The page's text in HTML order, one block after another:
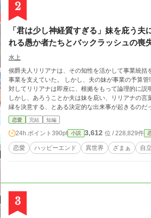
2
「君は少し神経質すぎる」妹を庇う
れる愚か者たちとバックラッシュの喪
水上
侯爵夫人リリアナは、その知性を活かして事業統
事業を支えていた。 しかし、夫の妹が事業の予算管理への介入を申し出た日から、すべての歯車が狂い始める。 妹の的外れな提案に
対してリリアナは即座に、根拠をもって論理的に説明し、却下した。 同席していた優しい夫もそれ
しかし、あろうことか夫は妹を庇い、リリアナの言葉を優しい口調のま
縁を決意する、とある決定的な出来事が起きるのだ
恋愛 完結 短編
24h.ポイント 390pt 小説 3,612 位 / 228,829件
恋愛 ハッピーエンド 異世界 ざまぁ 自
3